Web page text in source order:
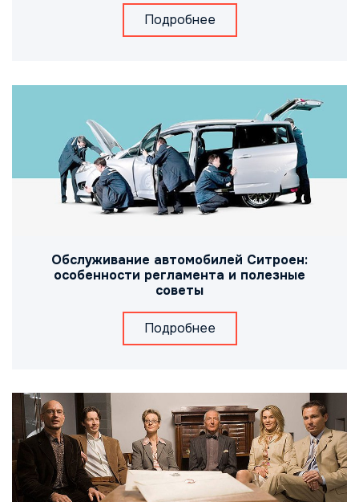
Подробнее
Обслуживание автомобилей Ситроен:
особенности регламента и полезные
советы
Подробнее